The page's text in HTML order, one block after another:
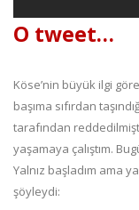
O tweet…
Köse’nin büyük ilgi
başıma sıfırdan
tarafından
yaşamaya çalıştım.
Yalnız başladım ama
şöyleydi: